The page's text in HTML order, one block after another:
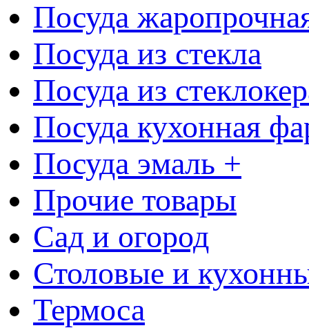
Посуда
Посуда из стекла
Посуда из
Посуда кухонная
Посуда эмаль +
Прочие товары
Сад и огород
Столовые и
Термоса